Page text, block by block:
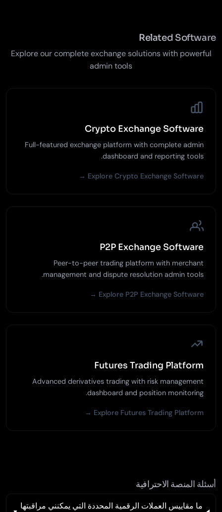
Related Software
Explore our complete exchange solutions with powerful
admin tools
Crypto Exchange Software
Full-featured exchange platform with complete admin
dashboard and reporting tools.
Explore Crypto Exchange Software →
P2P Exchange Software
Peer-to-peer trading platform with merchant
management and dispute resolution admin tools.
Explore P2P Exchange Software →
Futures Trading Platform
Advanced derivatives trading with risk management
dashboard and position monitoring.
Explore Futures Trading Platform →
أسئلة المنصة الاحترافية
ما مقاييس العملات الرقمية المحددة التي يمكنني مراقبتها